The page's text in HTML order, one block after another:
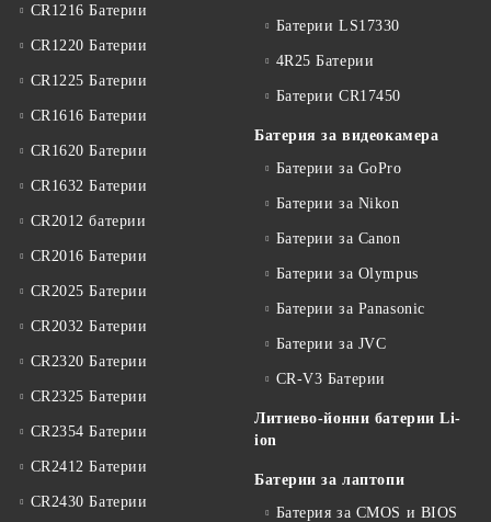
CR1216 Батерии
CR1220 Батерии
CR1225 Батерии
CR1616 Батерии
CR1620 Батерии
CR1632 Батерии
CR2012 батерии
CR2016 Батерии
CR2025 Батерии
CR2032 Батерии
CR2320 Батерии
CR2325 Батерии
CR2354 Батерии
CR2412 Батерии
CR2430 Батерии
Батерии LS17330
4R25 Батерии
Батерии CR17450
Батерия за видеокамера
Батерии за GoPro
Батерии за Nikon
Батерии за Canon
Батерии за Olympus
Батерии за Panasonic
Батерии за JVC
CR-V3 Батерии
Литиево-йонни батерии Li-
ion
Батерии за лаптопи
Батерия за CMOS и BIOS